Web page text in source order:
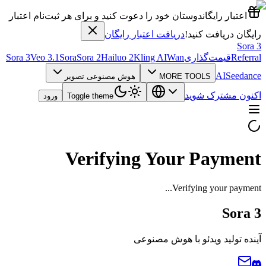
را دعوت کنید و برای هر ثبت‌نام اعتبار
اعتبار رایگان
Sora 3Veo 3.1SoraSora 2 Hailuo 2Kling AI
هوش مصنوعی تصویر
Toggle theme ورود
Verifying
مصنوعی